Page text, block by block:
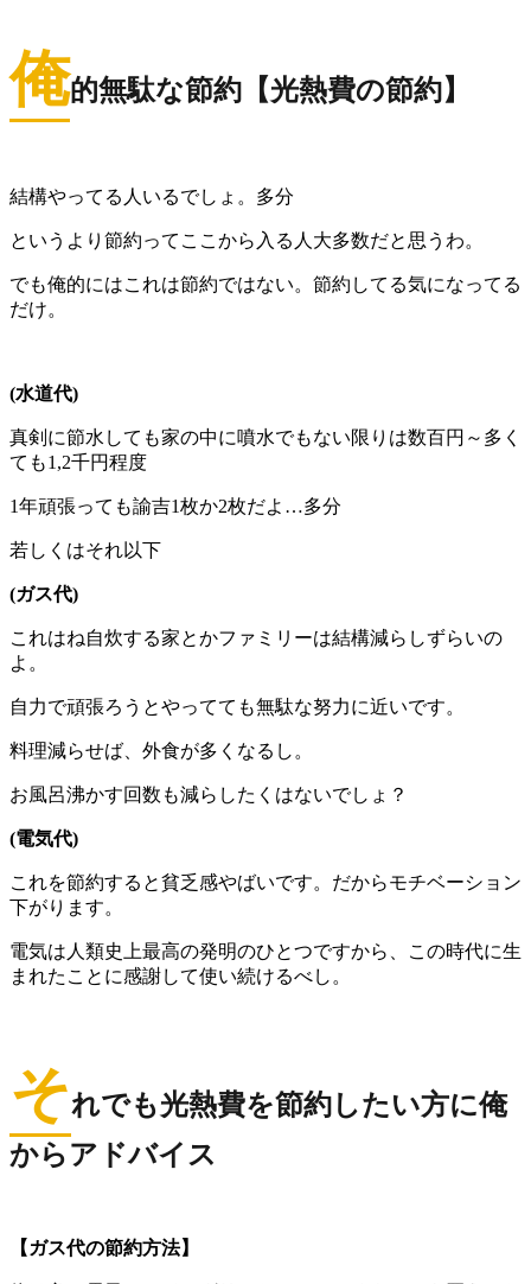
俺的無駄な節約【光熱費の節約】
結構やってる人いるでしょ。多分
というより節約ってここから入る人大多数だと思うわ。
でも俺的にはこれは節約ではない。節約してる気になってる
だけ。
(水道代)
真剣に節水しても家の中に噴水でもない限りは数百円～多く
ても1,2千円程度
1年頑張っても諭吉1枚か2枚だよ…多分
若しくはそれ以下
(ガス代)
これはね自炊する家とかファミリーは結構減らしずらいの
よ。
自力で頑張ろうとやってても無駄な努力に近いです。
料理減らせば、外食が多くなるし。
お風呂沸かす回数も減らしたくはないでしょ？
(電気代)
これを節約すると貧乏感やばいです。だからモチベーション
下がります。
電気は人類史上最高の発明のひとつですから、この時代に生
まれたことに感謝して使い続けるべし。
それでも光熱費を節約したい方に俺
からアドバイス
【ガス代の節約方法】